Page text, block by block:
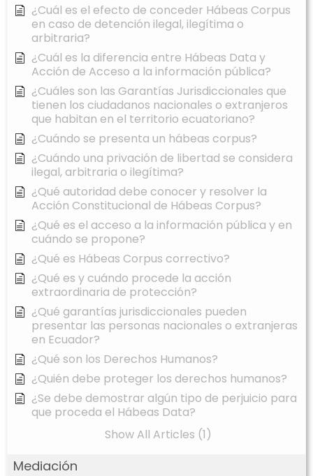
¿Cuál es el efecto de conceder Hábeas Corpus
en caso de detención ilegal, ilegítima o
arbitraria?
¿Cuál es la diferencia entre Hábeas Data y
Acción de Acceso a la información pública?
¿Cuáles son las Garantías Jurisdiccionales que
tienen los ciudadanos nacionales o extranjeros
que habitan en el territorio ecuatoriano?
¿Cuándo se presenta un hábeas corpus?
¿Cuándo una privación de libertad se considera
ilegal, arbitraria o ilegítima?
¿Qué autoridad debe conocer y resolver la
Acción Constitucional de Hábeas Corpus?
¿Qué es el acceso a la información pública y en
cuándo se propone?
¿Qué es Hábeas Corpus correctivo?
¿Qué es y cuándo procede la acción
extraordinaria de protección?
¿Qué garantías jurisdiccionales pueden
presentar las personas nacionales o extranjeras
en Ecuador?
¿Qué son los Derechos Humanos?
¿Quién debe proteger los derechos humanos?
¿Se debe demostrar algún tipo de perjuicio para
que proceda el Hábeas Data?
Show All Articles (1)
Mediación